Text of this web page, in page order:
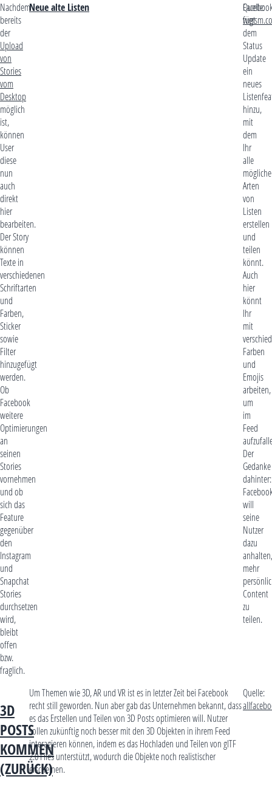
Nachdem
bereits
der
Upload
von
Stories
vom
Desktop
möglich
ist,
können
User
diese
nun
auch
direkt
hier
bearbeiten.
Der Story
können
Texte in
verschiedenen
Schriftarten
und
Farben,
Sticker
sowie
Filter
hinzugefügt
werden.
Ob
Facebook
weitere
Optimierungen
an
seinen
Stories
vornehmen
und ob
sich das
Feature
gegenüber
den
Instagram
und
Snapchat
Stories
durchsetzen
wird,
bleibt
offen
bzw.
fraglich.
Neue alte Listen
fügt
dem
Status
Update
ein
neues
hinzu,
mit
dem
Ihr
alle
Arten
von
Listen
erstellen
und
teilen
könnt.
Auch
hier
könnt
Ihr
mit
Farben
und
Emojis
arbeiten,
um
im
Feed
Der
Gedanke
dahinter:
will
seine
Nutzer
dazu
anhalten,
mehr
Content
zu
teilen.
Quelle:
3D
POSTS
KOMMEN
(ZURÜCK)
Um Themen wie 3D, AR und VR ist es in letzter Zeit bei Facebook
recht still geworden. Nun aber gab das Unternehmen bekannt, dass
es das Erstellen und Teilen von 3D Posts optimieren will. Nutzer
sollen zukünftig noch besser mit den 3D Objekten in ihrem Feed
interagieren können, indem es das Hochladen und Teilen von gITF
2.0 Files unterstützt, wodurch die Objekte noch realistischer
erscheinen.
Quelle: